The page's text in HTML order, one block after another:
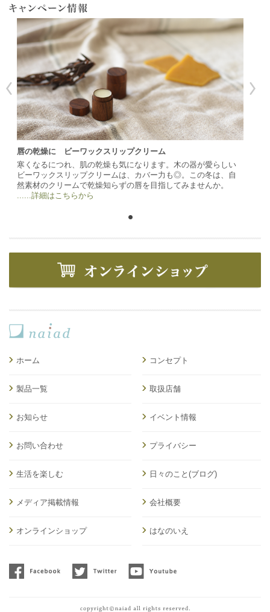
唇の乾燥に ビーワックスリップクリーム
寒くなるにつれ、肌の乾燥も気になります。木の器が愛らしい
ビーワックスリップクリームは、カバー力も◎。この冬は、自
然素材のクリームで乾燥知らずの唇を目指してみませんか。
......詳細はこちらから
ホーム
製品一覧
お知らせ
お問い合わせ
生活を楽しむ
メディア掲載情報
オンラインショップ
コンセプト
取扱店舗
イベント情報
プライバシー
日々のこと(ブログ)
会社概要
はなのいえ